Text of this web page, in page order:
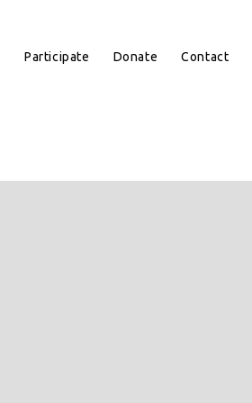
Participate Donate Contact